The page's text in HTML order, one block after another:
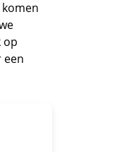
op
een